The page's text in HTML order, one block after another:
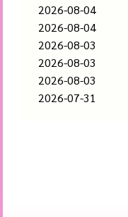
2026-08-04
2026-08-04
2026-08-03
2026-08-03
2026-08-03
2026-07-31